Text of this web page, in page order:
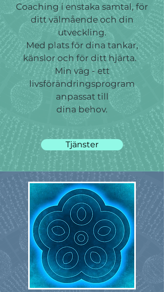
Coaching i enstaka samtal, för
ditt välmående och din
utveckling.
Med plats för dina tankar,
känslor och för ditt hjärta.
Min väg - ett
livsförändringsprogram
anpassat till
dina behov.
Tjänster